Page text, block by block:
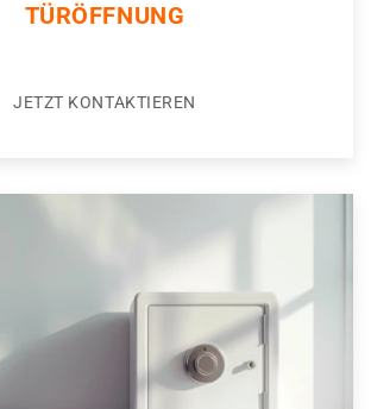
TÜRÖFFNUNG
JETZT KONTAKTIEREN